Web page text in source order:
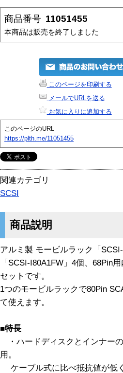
商品番号 11051455
本商品は販売を終了しました
このページを印刷する
メールでURLを送る
お気に入りに追加する
このページのURL
https://plth.me/11051455
関連カテゴリ
SCSI
商品説明
アルミ製 モービルラック「
「SCSI-I80A1FW」4個、68Pin
セットです。
1つのモービルラックで80Pin
て使えます。
■特長
・ハードディスクとインナー
用。
ケーブル式に比べ抵抗値が低